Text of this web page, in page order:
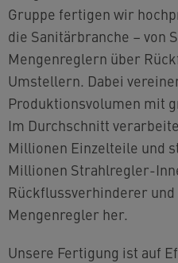
Gruppe fertigen wir
die Sanitärbranche – von
Mengenreglern über
Umstellern. Dabei
Produktionsvolumen mit
Im Durchschnitt
Millionen Einzelteile und
Millionen Strahlregler-
Rückflussverhinderer
Mengenregler her.
Unsere Fertigung ist auf